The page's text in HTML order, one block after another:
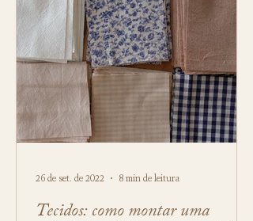
Tecidos: como montar uma
26 de set. de 2022 8 min de leitura